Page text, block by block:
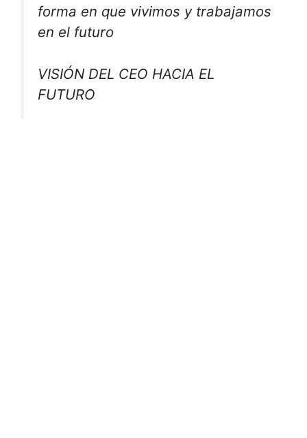
forma en que vivimos y trabajamos
en el futuro
VISIÓN DEL CEO HACIA EL
FUTURO